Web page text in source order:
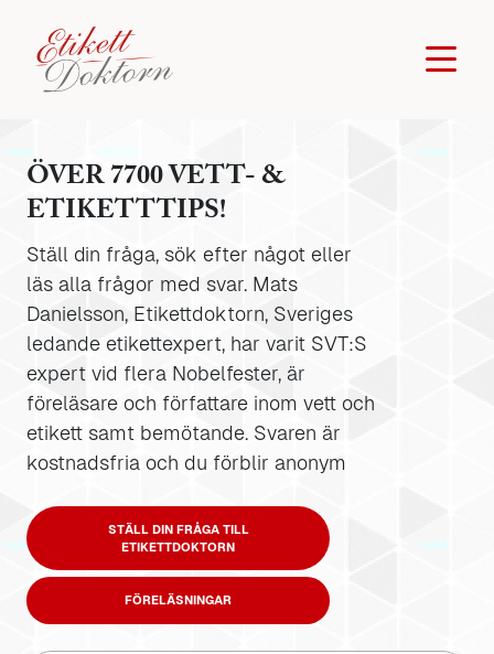
ÖVER 7700 VETT- &
ETIKETTTIPS!
Ställ din fråga, sök efter något eller
läs alla frågor med svar. Mats
Danielsson, Etikettdoktorn, Sveriges
ledande etikettexpert, har varit SVT:S
expert vid flera Nobelfester, är
föreläsare och författare inom vett och
etikett samt bemötande. Svaren är
kostnadsfria och du förblir anonym
STÄLL DIN FRÅGA TILL
ETIKETTDOKTORN
FÖRELÄSNINGAR